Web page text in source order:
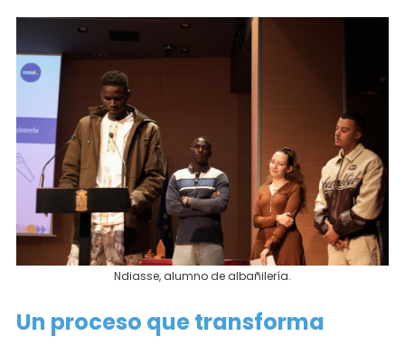
Ndiasse, alumno de albañilería.
Un proceso que transforma